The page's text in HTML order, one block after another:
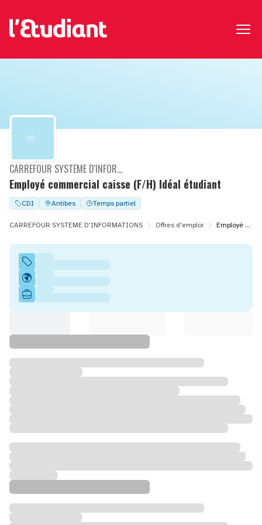
Employé commercial caisse (F/H) Idéal étudiant
CARREFOUR SYSTEME D'INFORMATIONS
CDI Antibes Temps partiel
CARREFOUR SYSTEME D'INFORMATIONS Offres d'emploi Employé commercial caisse (F/H) Idéal étudiant